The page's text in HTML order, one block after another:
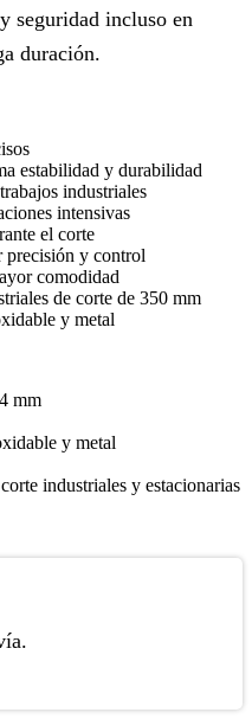
seguridad incluso en
duración.
estabilidad y durabilidad
industriales
intensivas
el corte
precisión y control
comodidad
de corte de 350 mm
y metal
mm
y metal
industriales y estacionarias